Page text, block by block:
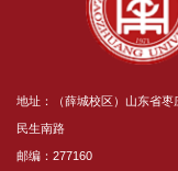
地址：（薛城校区）山东省枣
民生南路
邮编：277160